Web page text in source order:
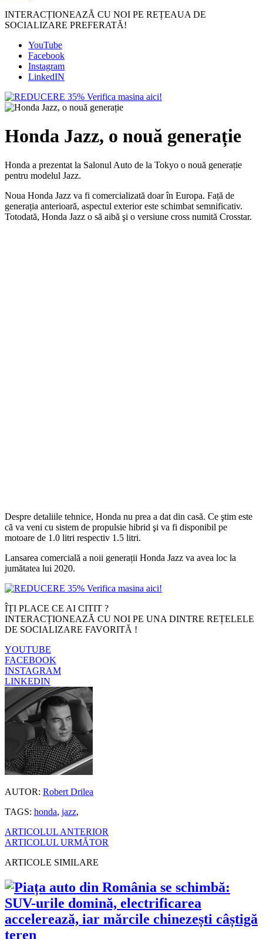
INTERACȚIONEAZĂ CU NOI PE REȚEAUA DE
SOCIALIZARE PREFERATĂ!
YouTube
Facebook
Instagram
LinkedIN
Honda Jazz, o nouă generație
Honda a prezentat la Salonul Auto de la Tokyo o nouă generație
pentru modelul Jazz.
Noua Honda Jazz va fi comercializată doar în Europa. Față de
generația anterioară, aspectul exterior este schimbat semnificativ.
Totodată, Honda Jazz o să aibă şi o versiune cross numită Crosstar.
Despre detaliile tehnice, Honda nu prea a dat din casă. Ce ştim este
că va veni cu sistem de propulsie hibrid şi va fi disponibil pe
motoare de 1.0 litri respectiv 1.5 litri.
Lansarea comercială a noii generații Honda Jazz va avea loc la
jumătatea lui 2020.
ÎȚI PLACE CE AI CITIT ?
INTERACȚIONEAZĂ CU NOI PE UNA DINTRE REȚELELE
DE SOCIALIZARE FAVORITĂ !
YOUTUBE
FACEBOOK
INSTAGRAM
LINKEDIN
AUTOR: Robert Drilea
TAGS: honda, jazz,
ARTICOLUL ANTERIOR
ARTICOLUL URMĂTOR
ARTICOLE SIMILARE